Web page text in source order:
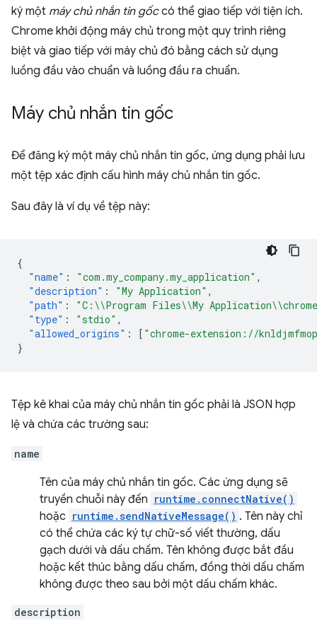
ký một máy chủ nhắn tin gốccó thể giao tiếp với tiện ích.
Chrome khởi động máy chủ trong một quy trình riêng
biệt và giao tiếp với máy chủ đó bằng cách sử dụng
luồng đầu vào chuẩn và luồng đầu ra chuẩn.
Máy chủ nhắn tin gốc
Để đăng ký một máy chủ nhắn tin gốc, ứng dụng phải lưu
một tệp xác định cấu hình máy chủ nhắn tin gốc.
Sau đây là ví dụ về tệp này:
{
"name" : "com.my_company.my_application" ,
"description" : "My Application" ,
"path" :
"C:\\Program Files\\My
"type" : "stdio" ,
"allowed_origins" : [ "chrome-extension://
}
Tệp kê khai của máy chủ nhắn tin gốc phải là JSON hợp
lệ và chứa các trường sau:
name
Tên của máy chủ nhắn tin gốc. Các ứng dụng sẽ
truyền chuỗi này đến runtime.connectNative()
hoặc runtime.sendNativeMessage() . Tên này chỉ
có thể chứa các ký tự chữ-số viết thường, dấu
gạch dưới và dấu chấm. Tên không được bắt đầu
hoặc kết thúc bằng dấu chấm, đồng thời dấu chấm
không được theo sau bởi một dấu chấm khác.
description